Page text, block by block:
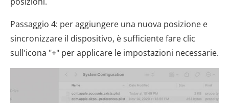
Passaggio 4: per aggiungere una nuova posizione e
sincronizzare il dispositivo, è sufficiente fare clic
sull'icona "+" per applicare le impostazioni necessarie.